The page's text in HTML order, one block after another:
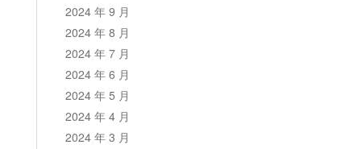
2024 年 9 月
2024 年 8 月
2024 年 7 月
2024 年 6 月
2024 年 5 月
2024 年 4 月
2024 年 3 月